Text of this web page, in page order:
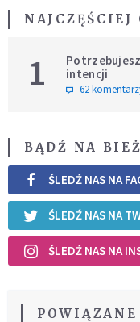
NAJCZĘŚCIEJ
1
intencji
62
BĄDŹ NA
ŚLEDŹ NAS NA
ŚLEDŹ NAS NA
ŚLEDŹ NAS NA